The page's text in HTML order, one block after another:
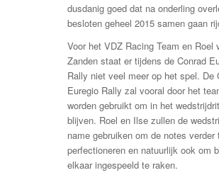
dusdanig goed dat na onderling
besloten geheel 2015 samen gaan
Voor het VDZ Racing Team en Roel
Zanden staat er tijdens de Conrad
Rally niet veel meer op het spel. De
Euregio Rally zal vooral door het
worden gebruikt om in het
blijven. Roel en Ilse zullen de
name gebruiken om de notes verder
perfectioneren en natuurlijk ook om
elkaar ingespeeld te raken.